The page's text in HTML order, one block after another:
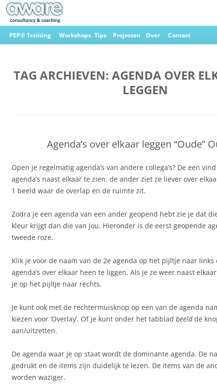
Ga
naar
PEP® Training Workshops Tips Projecten Over Contact
TAG ARCHIEVEN: AGENDA OVER
LEGGEN
Agenda’s over elkaar leggen “Oude”
Open je regelmatig agenda’s van andere collega’s? De een
agenda’s naast elkaar te zien. de ander ziet ze liever over
1 beeld waar de overlap en de ruimte zit.
Zodra je een agenda van een ander geopend hebt zie je dat
kleur krijgt dan die van jou. Hieronder is de eerst geopende
tweede roze.
Klik je voor de naam van de 2e agenda op het pijltje naar links
agenda’s over elkaar heen te liggen. Als je ze weer naast
je op het pijltje naar rechts.
Je kunt ook met de rechtermuisknop op een van de agenda
kiezen voor ‘Overlay’. Of je kunt onder het tabblad beeldde
aan/uitzetten.
De agenda waar je op staat wordt de dominante agenda. De
gedrukt en de items zijn duidelijk te lezen. De items van de
worden waziger.